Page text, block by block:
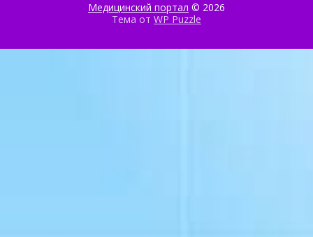
Медицинский портал © 2026
Тема от WP Puzzle